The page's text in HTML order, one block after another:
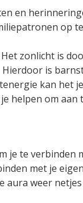
en
op
zonlicht is
is
kan het
helpen om
je te verbinden
met je
aura weer